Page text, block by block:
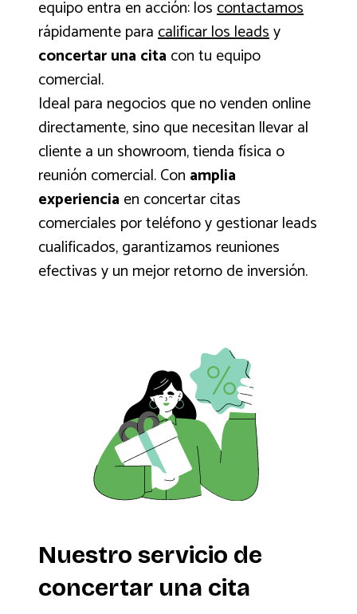
equipo entra en acción: loscontactamos
rápidamente paracalificar los leadsy
concertar una cita con tu equipo
comercial.
Ideal para negocios que no venden online
directamente, sino que necesitan llevar al
cliente a un showroom, tienda física o
reunión comercial. Con amplia
experiencia en concertar citas
comerciales por teléfono y gestionar leads
cualificados, garantizamos reuniones
efectivas y un mejor retorno de inversión.
Nuestro servicio de
concertar una cita